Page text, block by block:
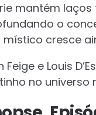
mantém
o
místico cresce
Feige e Louis
no universo